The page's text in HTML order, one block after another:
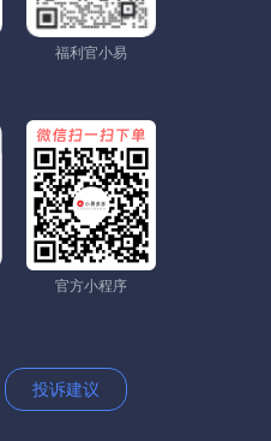
福利官小易
官方小程序
投诉建议